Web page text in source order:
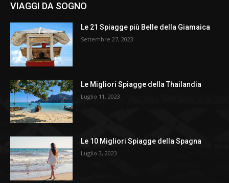
VIAGGI DA SOGNO
Le 21 Spiagge più Belle della Giamaica
Settembre 27, 2023
Le Migliori Spiagge della Thailandia
Luglio 11, 2023
Le 10 Migliori Spiagge della Spagna
Luglio 3, 2023